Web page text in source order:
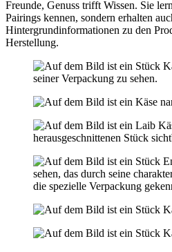
Freunde, Genuss trifft Wissen. Sie
Pairings kennen, sondern erhalten
Hintergrundinformationen zu den
Herstellung.